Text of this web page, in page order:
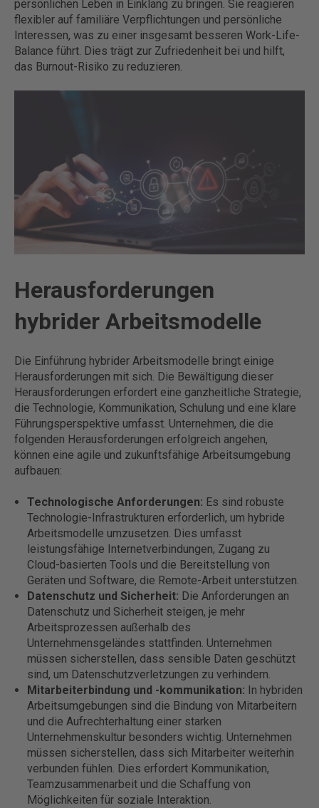
persönlichen Leben in Einklang zu bringen. Sie reagieren
flexibler auf familiäre Verpflichtungen und persönliche
Interessen, was zu einer insgesamt besseren Work-Life-
Balance führt. Dies trägt zur Zufriedenheit bei und hilft,
das Burnout-Risiko zu reduzieren.
Herausforderungen
hybrider Arbeitsmodelle
Die Einführung hybrider Arbeitsmodelle bringt einige
Herausforderungen mit sich. Die Bewältigung dieser
Herausforderungen erfordert eine ganzheitliche Strategie,
die Technologie, Kommunikation, Schulung und eine klare
Führungsperspektive umfasst. Unternehmen, die die
folgenden Herausforderungen erfolgreich angehen,
können eine agile und zukunftsfähige Arbeitsumgebung
aufbauen:
Technologische Anforderungen: Es sind robuste
Technologie-Infrastrukturen erforderlich, um hybride
Arbeitsmodelle umzusetzen. Dies umfasst
leistungsfähige Internetverbindungen, Zugang zu
Cloud-basierten Tools und die Bereitstellung von
Geräten und Software, die Remote-Arbeit unterstützen.
Datenschutz und Sicherheit: Die Anforderungen an
Datenschutz und Sicherheit steigen, je mehr
Arbeitsprozessen außerhalb des
Unternehmensgeländes stattfinden. Unternehmen
müssen sicherstellen, dass sensible Daten geschützt
sind, um Datenschutzverletzungen zu verhindern.
Mitarbeiterbindung und -kommunikation: In hybriden
Arbeitsumgebungen sind die Bindung von Mitarbeitern
und die Aufrechterhaltung einer starken
Unternehmenskultur besonders wichtig. Unternehmen
müssen sicherstellen, dass sich Mitarbeiter weiterhin
verbunden fühlen. Dies erfordert Kommunikation,
Teamzusammenarbeit und die Schaffung von
Möglichkeiten für soziale Interaktion.